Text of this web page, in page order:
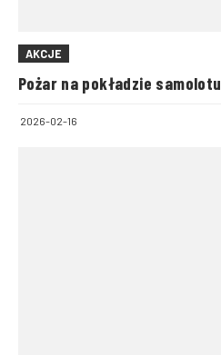
AKCJE
Pożar na pokładzie samolotu
2026-02-16